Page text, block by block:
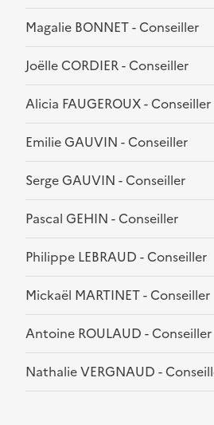
Magalie BONNET - Conseiller
Joëlle CORDIER - Conseiller
Alicia FAUGEROUX - Conseiller
Emilie GAUVIN - Conseiller
Serge GAUVIN - Conseiller
Pascal GEHIN - Conseiller
Philippe LEBRAUD - Conseiller
Mickaël MARTINET - Conseiller
Antoine ROULAUD - Conseiller
Nathalie VERGNAUD -